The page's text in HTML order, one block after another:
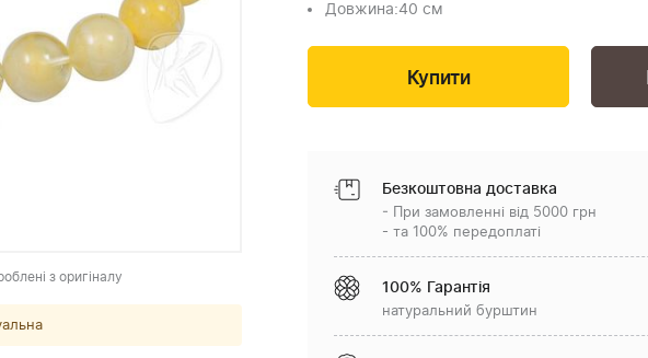
з оригіналу
Довжина:40 см
Безкоштовна доставка
- При замовленні від 5000 грн
- та 100% передоплаті
100% Гарантія
натуральний бурштин